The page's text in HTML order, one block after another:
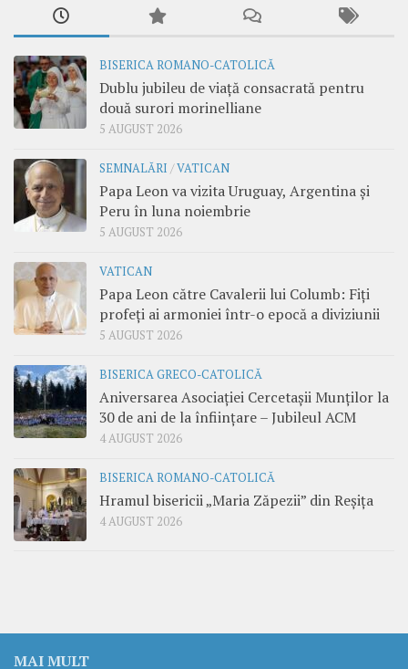
BISERICA ROMANO-CATOLICĂ
Dublu jubileu de viață consacrată pentru
două surori morinelliane
5 AUGUST 2026
SEMNALĂRI /VATICAN
Papa Leon va vizita Uruguay, Argentina și
Peru în luna noiembrie
5 AUGUST 2026
VATICAN
Papa Leon către Cavalerii lui Columb: Fiți
profeți ai armoniei într-o epocă a diviziunii
5 AUGUST 2026
BISERICA GRECO-CATOLICĂ
Aniversarea Asociației Cercetașii Munților la
30 de ani de la înființare – Jubileul ACM
4 AUGUST 2026
BISERICA ROMANO-CATOLICĂ
Hramul bisericii „Maria Zăpezii” din Reșița
4 AUGUST 2026
MAI MULT